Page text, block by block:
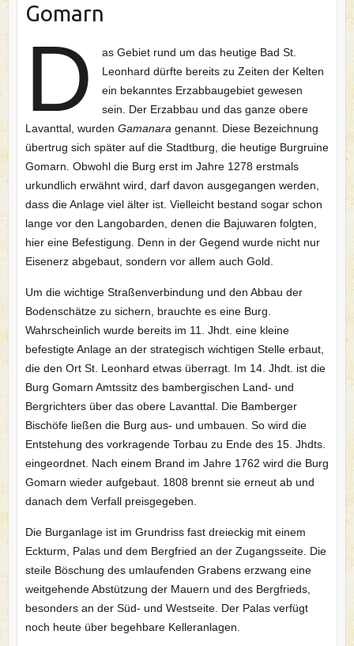
Gomarn
D
as Gebiet rund um das heutige Bad St.
Leonhard dürfte bereits zu Zeiten der Kelten
ein bekanntes Erzabbaugebiet gewesen
sein. Der Erzabbau und das ganze obere
Lavanttal, wurden Gamanaragenannt. Diese Bezeichnung
übertrug sich später auf die Stadtburg, die heutige Burgruine
Gomarn. Obwohl die Burg erst im Jahre 1278 erstmals
urkundlich erwähnt wird, darf davon ausgegangen werden,
dass die Anlage viel älter ist. Vielleicht bestand sogar schon
lange vor den Langobarden, denen die Bajuwaren folgten,
hier eine Befestigung. Denn in der Gegend wurde nicht nur
Eisenerz abgebaut, sondern vor allem auch Gold.
Um die wichtige Straßenverbindung und den Abbau der
Bodenschätze zu sichern, brauchte es eine Burg.
Wahrscheinlich wurde bereits im 11. Jhdt. eine kleine
befestigte Anlage an der strategisch wichtigen Stelle erbaut,
die den Ort St. Leonhard etwas überragt. Im 14. Jhdt. ist die
Burg Gomarn Amtssitz des bambergischen Land- und
Bergrichters über das obere Lavanttal. Die Bamberger
Bischöfe ließen die Burg aus- und umbauen. So wird die
Entstehung des vorkragende Torbau zu Ende des 15. Jhdts.
eingeordnet. Nach einem Brand im Jahre 1762 wird die Burg
Gomarn wieder aufgebaut. 1808 brennt sie erneut ab und
danach dem Verfall preisgegeben.
Die Burganlage ist im Grundriss fast dreieckig mit einem
Eckturm, Palas und dem Bergfried an der Zugangsseite. Die
steile Böschung des umlaufenden Grabens erzwang eine
weitgehende Abstützung der Mauern und des Bergfrieds,
besonders an der Süd- und Westseite. Der Palas verfügt
noch heute über begehbare Kelleranlagen.